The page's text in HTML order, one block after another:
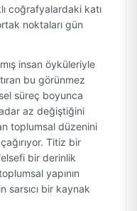
coğrafyalardaki katı
noktaları gün
insan öyküleriyle
bu görünmez
süreç boyunca
az değiştiğini
toplumsal düzenini
Titiz bir
bir derinlik
yapının
sarsıcı bir kaynak